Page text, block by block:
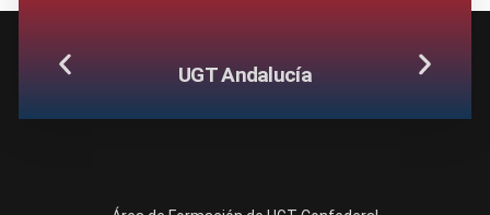
UGT Andalucía